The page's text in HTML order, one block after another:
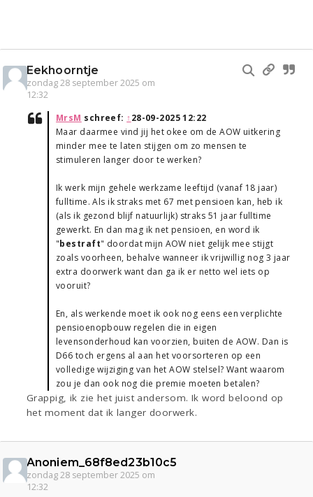
Eekhoorntje
zondag 28 september 2025 om
12:32
MrsM schreef: ↑28-09-2025 12:22
Maar daarmee vind jij het okee om de AOW uitkering
minder mee te laten stijgen om zo mensen te
stimuleren langer door te werken?
Ik werk mijn gehele werkzame leeftijd (vanaf 18 jaar)
fulltime. Als ik straks met 67 met pensioen kan, heb ik
(als ik gezond blijf natuurlijk) straks 51 jaar fulltime
gewerkt. En dan mag ik net pensioen, en word ik
"bestraft" doordat mijn AOW niet gelijk mee stijgt
zoals voorheen, behalve wanneer ik vrijwillig nog 3 jaar
extra doorwerk want dan ga ik er netto wel iets op
vooruit?
En, als werkende moet ik ook nog eens een verplichte
pensioenopbouw regelen die in eigen
levensonderhoud kan voorzien, buiten de AOW. Dan is
D66 toch ergens al aan het voorsorteren op een
volledige wijziging van het AOW stelsel? Want waarom
zou je dan ook nog die premie moeten betalen?
Grappig, ik zie het juist andersom. Ik word beloond op
het moment dat ik langer doorwerk.
Anoniem_68f8ed23b10c5
zondag 28 september 2025 om
12:32